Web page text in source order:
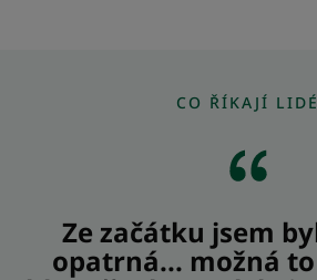
CO ŘÍKAJÍ LIDÉ
Ze začátku jsem
opatrná... možná